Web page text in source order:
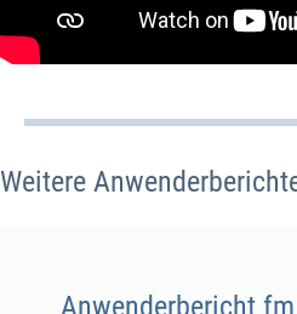
Weitere
Anwenderbericht